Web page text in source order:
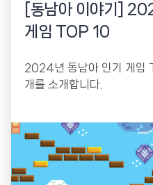
[동남아 이야기]
게임 TOP 10
2024년 동남아 인기 게임
개를 소개합니다.